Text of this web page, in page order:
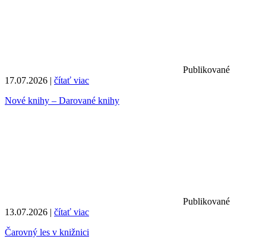
Publikované
17.07.2026 | čítať viac
Nové knihy – Darované knihy
Publikované
13.07.2026 | čítať viac
Čarovný les v knižnici